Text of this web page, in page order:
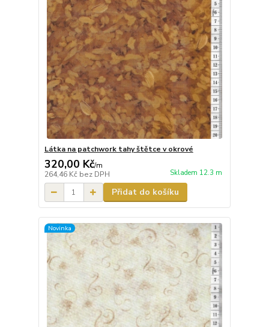
Látka na patchwork tahy štětce v okrové
320,00 Kč/m
264,46 Kč bez DPH Skladem 12.3 m
Přidat do košíku
Novinka